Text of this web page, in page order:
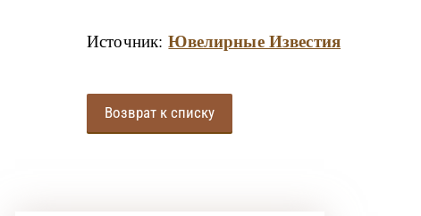
Источник:Ювелирные Известия
Возврат к списку